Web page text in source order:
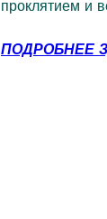
проклятием и
ПОДРОБНЕЕ